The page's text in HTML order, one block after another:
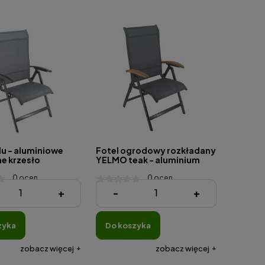
- aluminiowe
krzesło
0 ocen
+
zobacz więcej
Fotel ogrodowy rozkładany
YELMO teak - aluminium
0 ocen
1 017,20 zł
- +
do koszyka
zobacz więcej